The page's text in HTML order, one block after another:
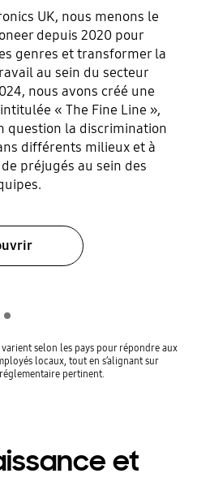
UK, nous menons le
depuis 2020 pour
genres et transformer la
au sein du secteur
nous avons créé une
« The Fine Line »,
question la discrimination
différents milieux et à
préjugés au sein des
selon les pays pour répondre aux
locaux, tout en s’alignant sur
pertinent.
et